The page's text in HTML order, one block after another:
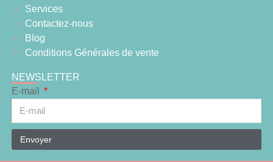
Services
Contactez-nous
Blog
Conditions Générales de vente
NEWSLETTER
E-mail
Envoyer